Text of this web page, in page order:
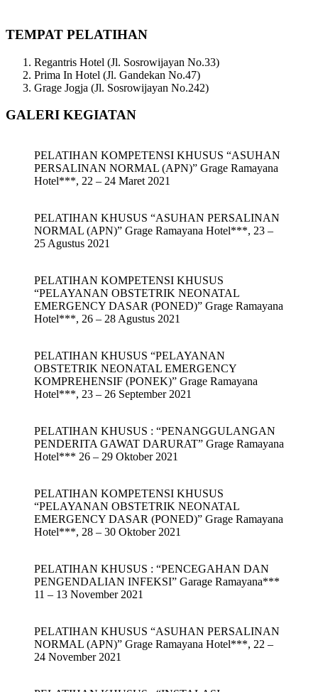
TEMPAT PELATIHAN
Regantris Hotel (Jl. Sosrowijayan No.33)
Prima In Hotel (Jl. Gandekan No.47)
Grage Jogja (Jl. Sosrowijayan No.242)
GALERI KEGIATAN
PELATIHAN KOMPETENSI KHUSUS “ASUHAN
PERSALINAN NORMAL (APN)” Grage Ramayana
Hotel***, 22 – 24 Maret 2021
PELATIHAN KHUSUS “ASUHAN PERSALINAN
NORMAL (APN)” Grage Ramayana Hotel***, 23 –
25 Agustus 2021
PELATIHAN KOMPETENSI KHUSUS
“PELAYANAN OBSTETRIK NEONATAL
EMERGENCY DASAR (PONED)” Grage Ramayana
Hotel***, 26 – 28 Agustus 2021
PELATIHAN KHUSUS “PELAYANAN
OBSTETRIK NEONATAL EMERGENCY
KOMPREHENSIF (PONEK)” Grage Ramayana
Hotel***, 23 – 26 September 2021
PELATIHAN KHUSUS : “PENANGGULANGAN
PENDERITA GAWAT DARURAT” Grage Ramayana
Hotel*** 26 – 29 Oktober 2021
PELATIHAN KOMPETENSI KHUSUS
“PELAYANAN OBSTETRIK NEONATAL
EMERGENCY DASAR (PONED)” Grage Ramayana
Hotel***, 28 – 30 Oktober 2021
PELATIHAN KHUSUS : “PENCEGAHAN DAN
PENGENDALIAN INFEKSI” Garage Ramayana***
11 – 13 November 2021
PELATIHAN KHUSUS “ASUHAN PERSALINAN
NORMAL (APN)” Grage Ramayana Hotel***, 22 –
24 November 2021